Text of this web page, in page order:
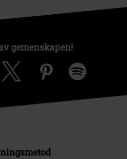
gemenskapen!